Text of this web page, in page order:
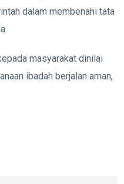
dalam membenahi tata
masyarakat dinilai
ibadah berjalan aman,